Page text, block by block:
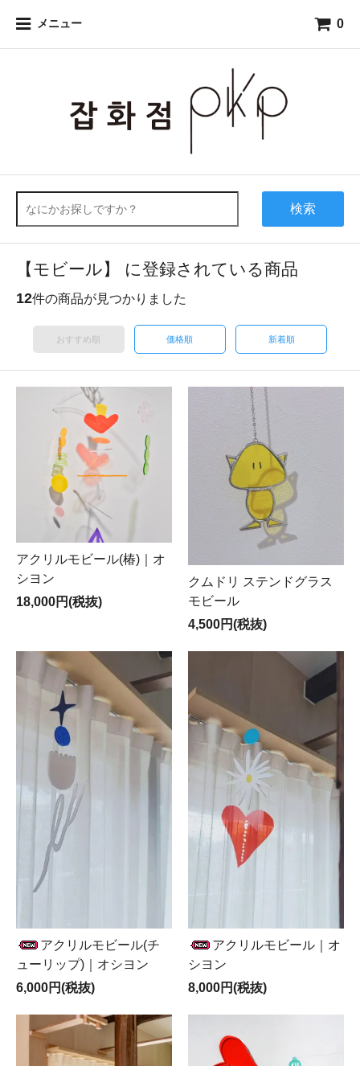
メニュー 0
検索
【モビール】 に登録されている商品
12件の商品が見つかりました
おすすめ順 価格順 新着順
アクリルモビール(椿)｜オ
シヨン
18,000円(税抜)
クムドリ ステンドグラス
モビール
4,500円(税抜)
アクリルモビール(チ
ューリップ)｜オシヨン
6,000円(税抜)
アクリルモビール｜オ
シヨン
8,000円(税抜)